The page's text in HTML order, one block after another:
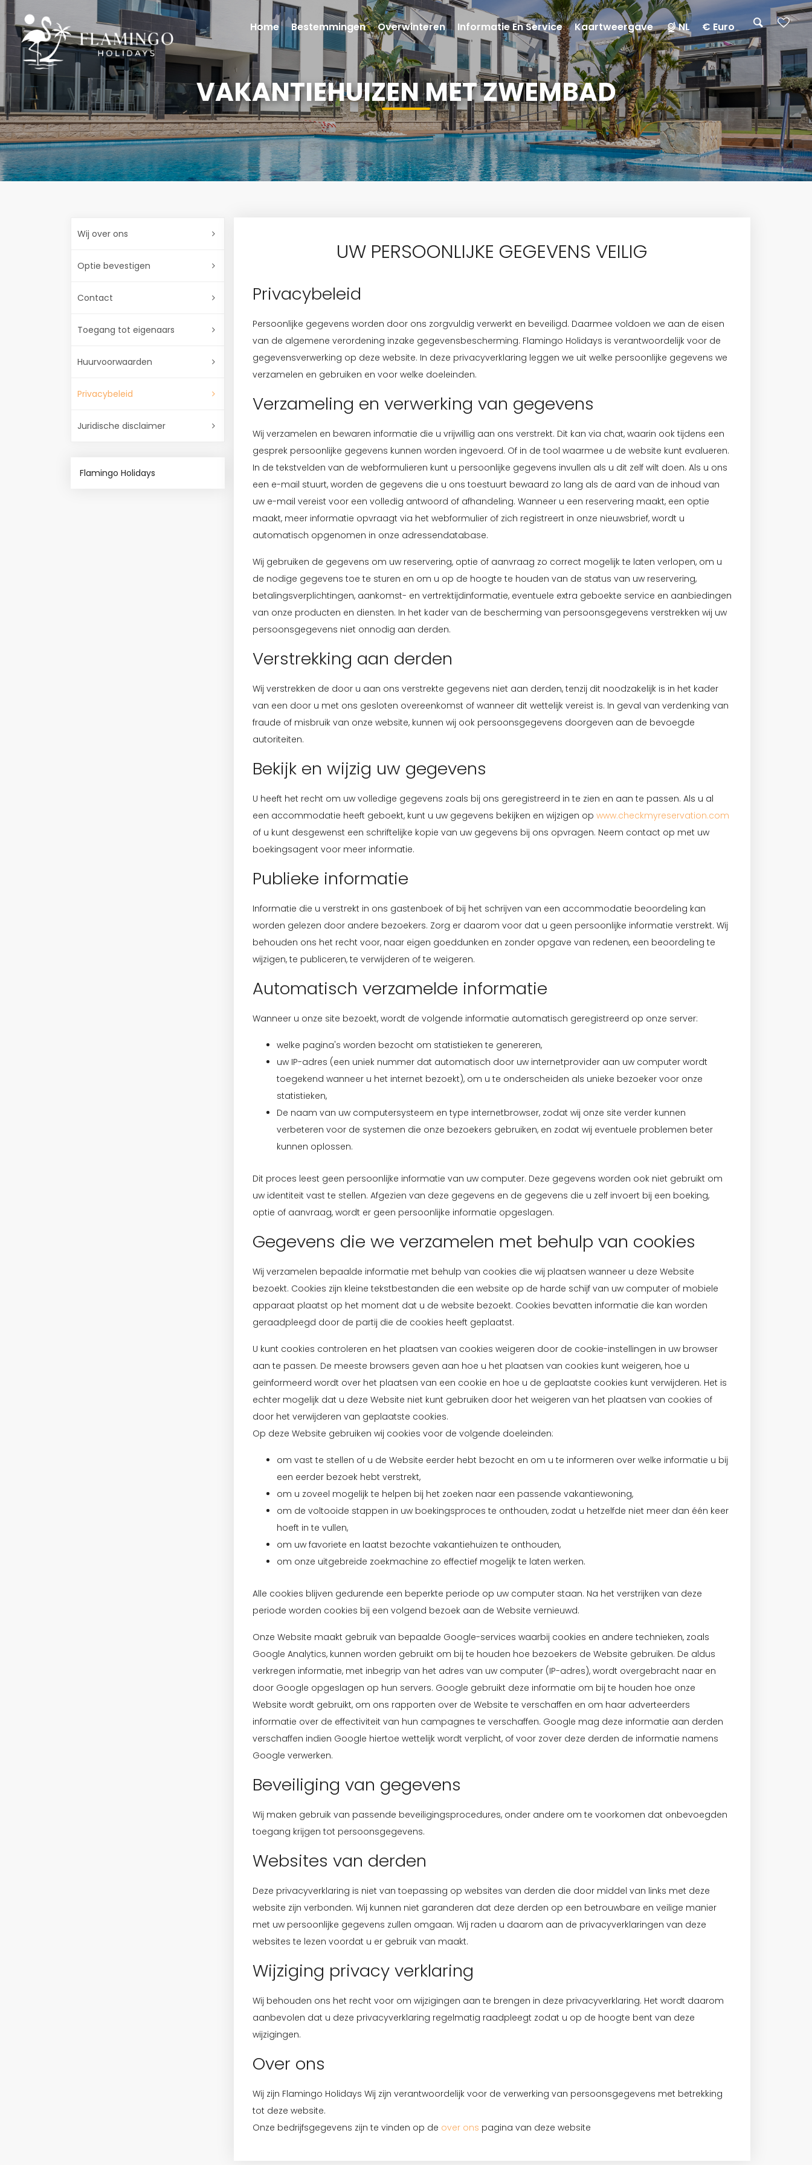
VAKANTIEHUIZEN MET ZWEMBAD
Wij over ons
Optie bevestigen
Contact
Toegang tot eigenaars
Huurvoorwaarden
Privacybeleid
Juridische disclaimer
Flamingo Holidays
UW PERSOONLIJKE GEGEVENS VEILIG
Privacybeleid
Persoonlijke gegevens worden door ons zorgvuldig verwerkt en beveiligd. Daarmee voldoen we aan de eisen
van de algemene verordening inzake gegevensbescherming. Flamingo Holidays is verantwoordelijk voor de
gegevensverwerking op deze website. In deze privacyverklaring leggen we uit welke persoonlijke gegevens we
verzamelen en gebruiken en voor welke doeleinden.
Verzameling en verwerking van gegevens
Wij verzamelen en bewaren informatie die u vrijwillig aan ons verstrekt. Dit kan via chat, waarin ook tijdens een
gesprek persoonlijke gegevens kunnen worden ingevoerd. Of in de tool waarmee u de website kunt evalueren.
In de tekstvelden van de webformulieren kunt u persoonlijke gegevens invullen als u dit zelf wilt doen. Als u ons
een e-mail stuurt, worden de gegevens die u ons toestuurt bewaard zo lang als de aard van de inhoud van
uw e-mail vereist voor een volledig antwoord of afhandeling. Wanneer u een reservering maakt, een optie
maakt, meer informatie opvraagt via het webformulier of zich registreert in onze nieuwsbrief, wordt u
automatisch opgenomen in onze adressendatabase.
Wij gebruiken de gegevens om uw reservering, optie of aanvraag zo correct mogelijk te laten verlopen, om u
de nodige gegevens toe te sturen en om u op de hoogte te houden van de status van uw reservering,
betalingsverplichtingen, aankomst- en vertrektijdinformatie, eventuele extra geboekte service en aanbiedingen
van onze producten en diensten. In het kader van de bescherming van persoonsgegevens verstrekken wij uw
persoonsgegevens niet onnodig aan derden.
Verstrekking aan derden
Wij verstrekken de door u aan ons verstrekte gegevens niet aan derden, tenzij dit noodzakelijk is in het kader
van een door u met ons gesloten overeenkomst of wanneer dit wettelijk vereist is. In geval van verdenking van
fraude of misbruik van onze website, kunnen wij ook persoonsgegevens doorgeven aan de bevoegde
autoriteiten.
Bekijk en wijzig uw gegevens
U heeft het recht om uw volledige gegevens zoals bij ons geregistreerd in te zien en aan te passen. Als u al
een accommodatie heeft geboekt, kunt u uw gegevens bekijken en wijzigen op www.checkmyreservation.com
of u kunt desgewenst een schriftelijke kopie van uw gegevens bij ons opvragen. Neem contact op met uw
boekingsagent voor meer informatie.
Publieke informatie
Informatie die u verstrekt in ons gastenboek of bij het schrijven van een accommodatie beoordeling kan
worden gelezen door andere bezoekers. Zorg er daarom voor dat u geen persoonlijke informatie verstrekt. Wij
behouden ons het recht voor, naar eigen goeddunken en zonder opgave van redenen, een beoordeling te
wijzigen, te publiceren, te verwijderen of te weigeren.
Automatisch verzamelde informatie
Wanneer u onze site bezoekt, wordt de volgende informatie automatisch geregistreerd op onze server:
welke pagina's worden bezocht om statistieken te genereren,
uw IP-adres (een uniek nummer dat automatisch door uw internetprovider aan uw computer wordt
toegekend wanneer u het internet bezoekt), om u te onderscheiden als unieke bezoeker voor onze
statistieken,
De naam van uw computersysteem en type internetbrowser, zodat wij onze site verder kunnen
verbeteren voor de systemen die onze bezoekers gebruiken, en zodat wij eventuele problemen beter
kunnen oplossen.
Dit proces leest geen persoonlijke informatie van uw computer. Deze gegevens worden ook niet gebruikt om
uw identiteit vast te stellen. Afgezien van deze gegevens en de gegevens die u zelf invoert bij een boeking,
optie of aanvraag, wordt er geen persoonlijke informatie opgeslagen.
Gegevens die we verzamelen met behulp van cookies
Wij verzamelen bepaalde informatie met behulp van cookies die wij plaatsen wanneer u deze Website
bezoekt. Cookies zijn kleine tekstbestanden die een website op de harde schijf van uw computer of mobiele
apparaat plaatst op het moment dat u de website bezoekt. Cookies bevatten informatie die kan worden
geraadpleegd door de partij die de cookies heeft geplaatst.
U kunt cookies controleren en het plaatsen van cookies weigeren door de cookie-instellingen in uw browser
aan te passen. De meeste browsers geven aan hoe u het plaatsen van cookies kunt weigeren, hoe u
geïnformeerd wordt over het plaatsen van een cookie en hoe u de geplaatste cookies kunt verwijderen. Het is
echter mogelijk dat u deze Website niet kunt gebruiken door het weigeren van het plaatsen van cookies of
door het verwijderen van geplaatste cookies.
Op deze Website gebruiken wij cookies voor de volgende doeleinden:
om vast te stellen of u de Website eerder hebt bezocht en om u te informeren over welke informatie u bij
een eerder bezoek hebt verstrekt,
om u zoveel mogelijk te helpen bij het zoeken naar een passende vakantiewoning,
om de voltooide stappen in uw boekingsproces te onthouden, zodat u hetzelfde niet meer dan één keer
hoeft in te vullen,
om uw favoriete en laatst bezochte vakantiehuizen te onthouden,
om onze uitgebreide zoekmachine zo effectief mogelijk te laten werken.
Alle cookies blijven gedurende een beperkte periode op uw computer staan. Na het verstrijken van deze
periode worden cookies bij een volgend bezoek aan de Website vernieuwd.
Onze Website maakt gebruik van bepaalde Google-services waarbij cookies en andere technieken, zoals
Google Analytics, kunnen worden gebruikt om bij te houden hoe bezoekers de Website gebruiken. De aldus
verkregen informatie, met inbegrip van het adres van uw computer (IP-adres), wordt overgebracht naar en
door Google opgeslagen op hun servers. Google gebruikt deze informatie om bij te houden hoe onze
Website wordt gebruikt, om ons rapporten over de Website te verschaffen en om haar adverteerders
informatie over de effectiviteit van hun campagnes te verschaffen. Google mag deze informatie aan derden
verschaffen indien Google hiertoe wettelijk wordt verplicht, of voor zover deze derden de informatie namens
Google verwerken.
Beveiliging van gegevens
Wij maken gebruik van passende beveiligingsprocedures, onder andere om te voorkomen dat onbevoegden
toegang krijgen tot persoonsgegevens.
Websites van derden
Deze privacyverklaring is niet van toepassing op websites van derden die door middel van links met deze
website zijn verbonden. Wij kunnen niet garanderen dat deze derden op een betrouwbare en veilige manier
met uw persoonlijke gegevens zullen omgaan. Wij raden u daarom aan de privacyverklaringen van deze
websites te lezen voordat u er gebruik van maakt.
Wijziging privacy verklaring
Wij behouden ons het recht voor om wijzigingen aan te brengen in deze privacyverklaring. Het wordt daarom
aanbevolen dat u deze privacyverklaring regelmatig raadpleegt zodat u op de hoogte bent van deze
wijzigingen.
Over ons
Wij zijn Flamingo Holidays Wij zijn verantwoordelijk voor de verwerking van persoonsgegevens met betrekking
tot deze website.
Onze bedrijfsgegevens zijn te vinden op de over ons pagina van deze website
Home Bestemmingen Overwinteren Informatie En Service Kaartweergave NL € Euro